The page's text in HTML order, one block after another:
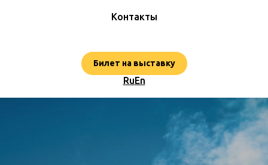
Контакты
Билет на выставку
Ru En